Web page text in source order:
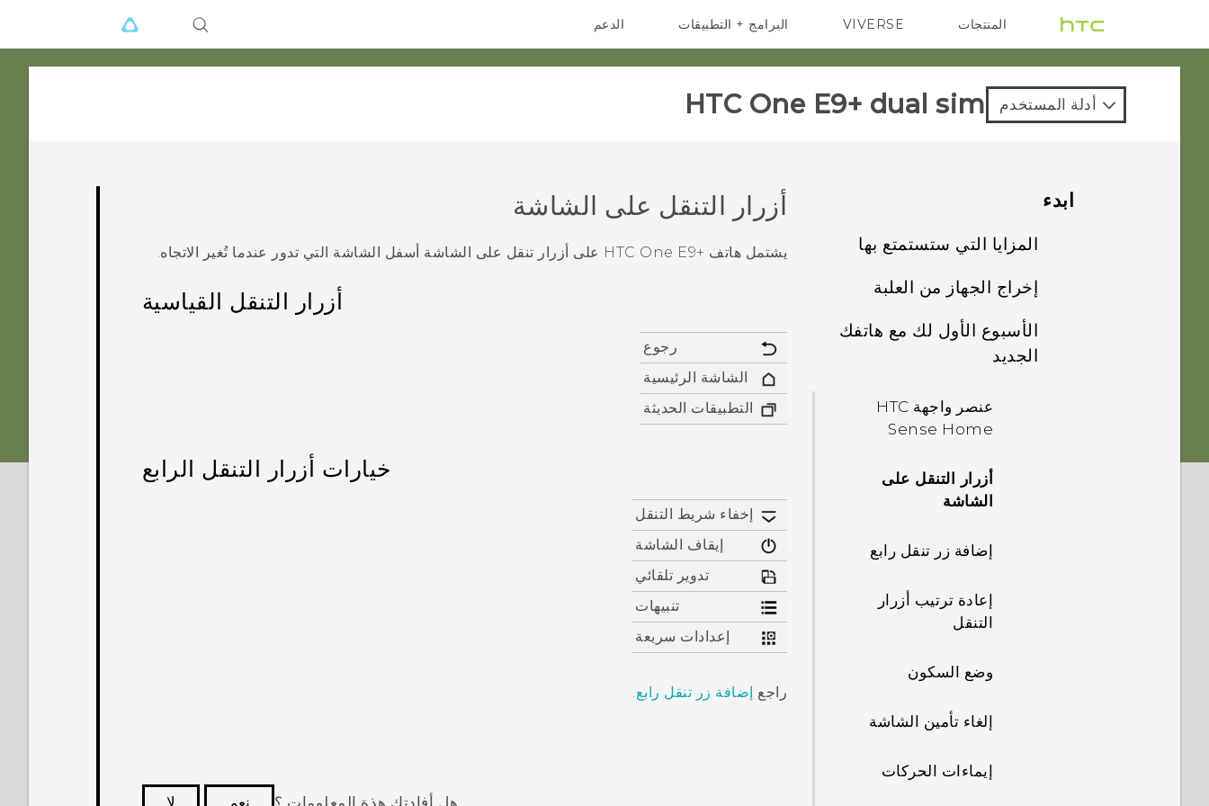
المنتجات
VIVE
G REIGNS أجهزة الهواتف الذكية VIVERSE البرامج + التطبيقات الدعم
HTC One E9+ dual sim‎ أدلة المستخدم
ابدء
المزايا التي ستستمتع بها
إضفاء الطابع
الشخصي
الصوت
إخراج الجهاز من العلبة
‍+HTC One E9
صغيرةnano
SIMبطاقات
بطاقة التخزين
تشغيلها
SIM مع إدارة الشبكة
الإرشادات السريعة
الأسبوع الأول لك مع هاتفك
الجديد
عنصر واجهة HTC
Sense Home
أزرار التنقل على
الشاشة
إضافة زر تنقل رابع
إعادة ترتيب أزرار
التنقل
وضع السكون
إلغاء تأمين الشاشة
إيماءات الحركات
أزرار التنقل على الشاشة
يشتمل هاتف ‍+HTC One E9 على أزرار تنقل على الشاشة أسفل الشاشة التي تدور عندما تُغير الاتجاه.
أزرار التنقل القياسية
رجوع
الشاشة الرئيسية
التطبيقات الحديثة
خيارات أزرار التنقل الرابع
إخفاء شريط التنقل
إيقاف الشاشة
تدوير تلقائي
تنبيهات
إعدادات سريعة
راجع إضافة زر تنقل رابع.